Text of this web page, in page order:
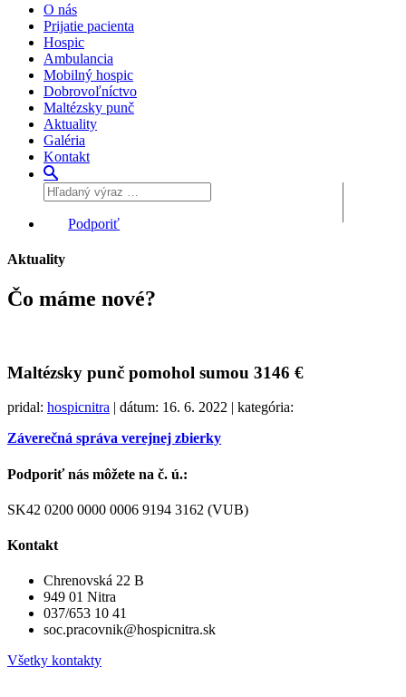
O nás
Prijatie pacienta
Hospic
Ambulancia
Mobilný hospic
Dobrovoľníctvo
Maltézsky punč
Aktuality
Galéria
Kontakt
Podporiť
Aktuality
Čo máme nové?
Maltézsky punč pomohol sumou 3146 €
pridal: hospicnitra | dátum: 16. 6. 2022 | kategória:
Záverečná správa verejnej zbierky
Podporiť nás môžete na č. ú.:
SK42 0200 0000 0006 9194 3162 (VUB)
Kontakt
Chrenovská 22 B
949 01 Nitra
037/653 10 41
soc.pracovnik@hospicnitra.sk
Všetky kontakty